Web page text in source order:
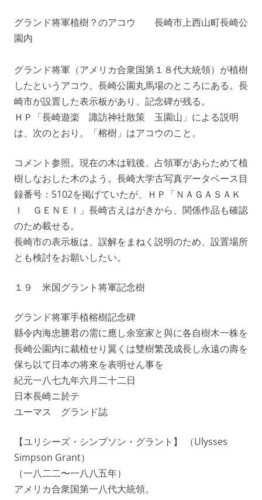
グランド将軍植樹？のアコウ 長崎市上西山町長崎公
園内
グランド将軍（アメリカ合衆国第１８代大統領）が植樹
したというアコウ。長崎公園丸馬場のところにある。長
崎市が設置した表示板があり、記念碑が残る。
ＨＰ「長崎遊楽 諏訪神社散策 玉園山」による説明
は、次のとおり。「榕樹」はアコウのこと。
コメント参照。現在の木は戦後、占領軍があらためて植
樹しなおした木のよう。長崎大学古写真データベース目
録番号：5102を掲げていたが、ＨＰ「ＮＡＧＡＳＡＫ
Ｉ ＧＥＮＥＩ」長崎古えはがきから、関係作品も確認
のため載せる。
長崎市の表示板は、誤解をまねく説明のため、設置場所
とも検討をお願いしたい。
１９ 米国グラント将軍記念樹
グランド将軍手植榕樹記念碑
縣令内海忠勝君の需に應し余室家と與に各自樹木一株を
長崎公園内に裁植せり翼くは雙樹繁茂成長し永遠の壽を
保ち以て日本の将來を表明せん事を
紀元一八七九年六月二十二日
日本長崎ニ於テ
ユーマス グランド誌
【ユリシーズ・シンプソン・グラント】 （Ulysses
Simpson Grant）
（一八二二〜一八八五年）
アメリカ合衆国第一八代大統領。